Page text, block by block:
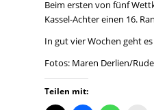
Beim ersten von fünf
Kassel-Achter einen 16.
In gut vier Wochen geht
Fotos: Maren Derlien/
Teilen mit: